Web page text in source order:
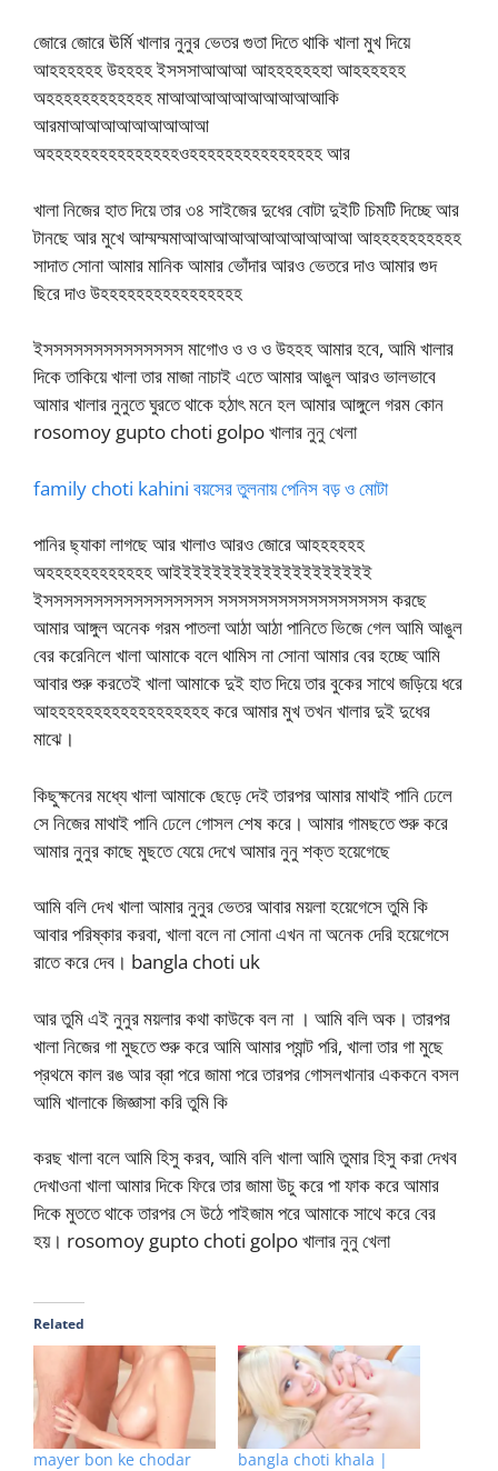
জোরে জোরে ঊর্মি খালার নুনুর ভেতর গুতা দিতে থাকি খালা মুখ দিয়ে
আহহহহহহ উহহহহ ইসসসাআআআ আহহহহহহহা আহহহহহহ
অহহহহহহহহহহহহ মাআআআআআআআআআআকি
আরমাআআআআআআআআআ
অহহহহহহহহহহহহহহহওহহহহহহহহহহহহহহহ আর
খালা নিজের হাত দিয়ে তার ৩৪ সাইজের দুধের বোটা দুইটি চিমটি দিচ্ছে আর
টানছে আর মুখে আম্মম্মমাআআআআআআআআআআআ আহহহহহহহহহহ
সাদাত সোনা আমার মানিক আমার ভোঁদার আরও ভেতরে দাও আমার গুদ
ছিরে দাও উহহহহহহহহহহহহহহহহ
ইসসসসসসসসসসসসসস মাগোও ও ও ও উহহহ আমার হবে, আমি খালার
দিকে তাকিয়ে খালা তার মাজা নাচাই এতে আমার আঙুল আরও ভালভাবে
আমার খালার নুনুতে ঘুরতে থাকে হঠাৎ মনে হল আমার আঙ্গুলে গরম কোন
rosomoy gupto choti golpo খালার নুনু খেলা
family choti kahini বয়সের তুলনায় পেনিস বড় ও মোটা
পানির ছ্যাকা লাগছে আর খালাও আরও জোরে আহহহহহহ
অহহহহহহহহহহহহ আইইইইইইইইইইইইইইইইইইইই
ইসসসসসসসসসসসসসসসসস সসসসসসসসসসসসসসসসস করছে
আমার আঙ্গুল অনেক গরম পাতলা আঠা আঠা পানিতে ভিজে গেল আমি আঙুল
বের করেনিলে খালা আমাকে বলে থামিস না সোনা আমার বের হচ্ছে আমি
আবার শুরু করতেই খালা আমাকে দুই হাত দিয়ে তার বুকের সাথে জড়িয়ে ধরে
আহহহহহহহহহহহহহহহহহহ করে আমার মুখ তখন খালার দুই দুধের
মাঝে।
কিছুক্ষনের মধ্যে খালা আমাকে ছেড়ে দেই তারপর আমার মাথাই পানি ঢেলে
সে নিজের মাথাই পানি ঢেলে গোসল শেষ করে। আমার গামছতে শুরু করে
আমার নুনুর কাছে মুছতে যেয়ে দেখে আমার নুনু শক্ত হয়েগেছে
আমি বলি দেখ খালা আমার নুনুর ভেতর আবার ময়লা হয়েগেসে তুমি কি
আবার পরিষ্কার করবা, খালা বলে না সোনা এখন না অনেক দেরি হয়েগেসে
রাতে করে দেব। bangla choti uk
আর তুমি এই নুনুর ময়লার কথা কাউকে বল না । আমি বলি অক। তারপর
খালা নিজের গা মুছতে শুরু করে আমি আমার প্যান্ট পরি, খালা তার গা মুছে
প্রথমে কাল রঙ আর ব্রা পরে জামা পরে তারপর গোসলখানার এককনে বসল
আমি খালাকে জিজ্ঞাসা করি তুমি কি
করছ খালা বলে আমি হিসু করব, আমি বলি খালা আমি তুমার হিসু করা দেখব
দেখাওনা খালা আমার দিকে ফিরে তার জামা উচু করে পা ফাক করে আমার
দিকে মুততে থাকে তারপর সে উঠে পাইজাম পরে আমাকে সাথে করে বের
হয়। rosomoy gupto choti golpo খালার নুনু খেলা
Related
mayer bon ke chodar bangla choti khala |